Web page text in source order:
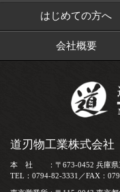
はじめての方へ
会社概要
道刃物工業株式会社
本 社 ：〒673-0452 兵庫県
TEL：0794-82-3331／FAX：